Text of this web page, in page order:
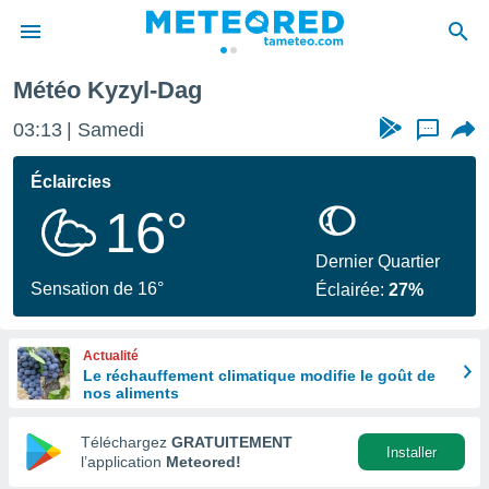
de
en
Météo Kyzyl-Dag
03:13 Samedi ...
Éclaircies
16°
Sensation de 16°
Dernier Quartier
Éclairée:27%
Actualité
Le réchauffement climatique modifie le goût de
nos aliments
Téléchargez GRATUITEMENT
l’application Meteored!
Installer